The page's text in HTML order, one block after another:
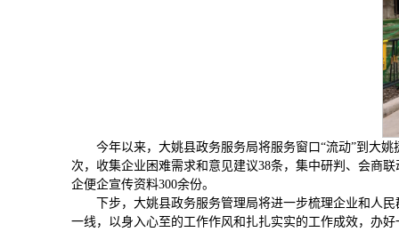
今年以来，大姚县政务服务局将服务窗口“流动”到大
次，收集企业困难需求和意见建议38条，集中研判、会商
企便企宣传资料300余份。
下步，大姚县政务服务管理局将进一步梳理企业和人
一线，以身入心至的工作作风和扎扎实实的工作成效，办